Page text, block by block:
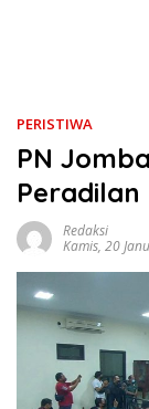
PERISTIWA
PN
Peradilan
Redaksi
Kamis, 20